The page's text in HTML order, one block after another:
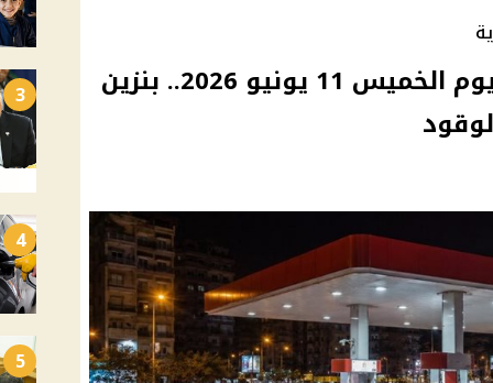
أسعار البنزين والسولار اليوم الخميس 11 يونيو 2026.. بنزين 3
4
5